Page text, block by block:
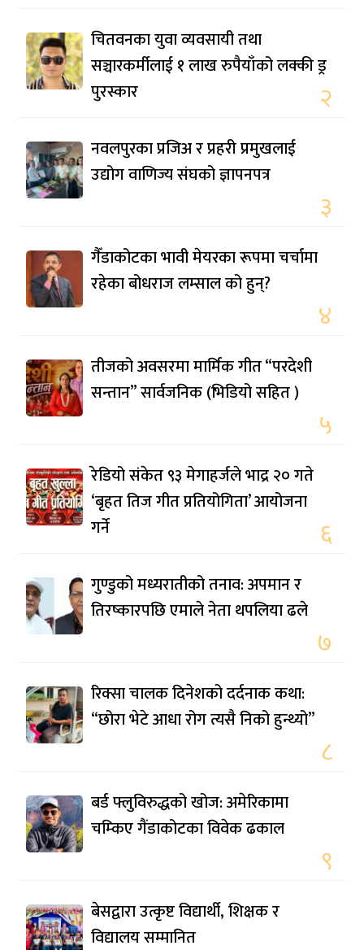
चितवनका युवा व्यवसायी तथा
सञ्चारकर्मीलाई १ लाख रुपैयाँको लक्की ड्र
पुरस्कार
२
नवलपुरका प्रजिअ र प्रहरी प्रमुखलाई
उद्योग वाणिज्य संघको ज्ञापनपत्र
३
गैँडाकोटका भावी मेयरका रूपमा चर्चामा
रहेका बोधराज लम्साल को हुन्?
४
तीजको अवसरमा मार्मिक गीत “परदेशी
सन्तान” सार्वजनिक (भिडियो सहित )
५
रेडियो संकेत ९३ मेगाहर्जले भाद्र २० गते
‘बृहत तिज गीत प्रतियोगिता’ आयोजना
गर्ने
६
गुण्डुको मध्यरातीको तनाव: अपमान र
तिरष्कारपछि एमाले नेता थपलिया ढले
७
रिक्सा चालक दिनेशको दर्दनाक कथा:
“छोरा भेटे आधा रोग त्यसै निको हुन्थ्यो”
८
बर्ड फ्लुविरुद्धको खोज: अमेरिकामा
चम्किए गैंडाकोटका विवेक ढकाल
९
बेसद्वारा उत्कृष्ट विद्यार्थी, शिक्षक र
विद्यालय सम्मानित